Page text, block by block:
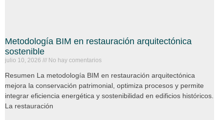
Metodología BIM en restauración arquitectónica
sostenible
julio 10, 2026 No hay comentarios
Resumen La metodología BIM en restauración arquitectónica
mejora la conservación patrimonial, optimiza procesos y permite
integrar eficiencia energética y sostenibilidad en edificios históricos.
La restauración